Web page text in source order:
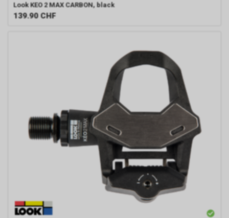
Look KEO 2 MAX CARBON, black
139.90 CHF